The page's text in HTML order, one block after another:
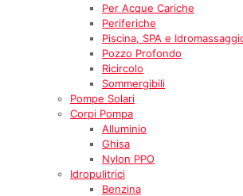
Per Acque Cariche
Periferiche
Piscina, SPA e
Pozzo Profondo
Ricircolo
Sommergibili
Pompe Solari
Corpi Pompa
Alluminio
Ghisa
Nylon PPO
Idropulitrici
Benzina